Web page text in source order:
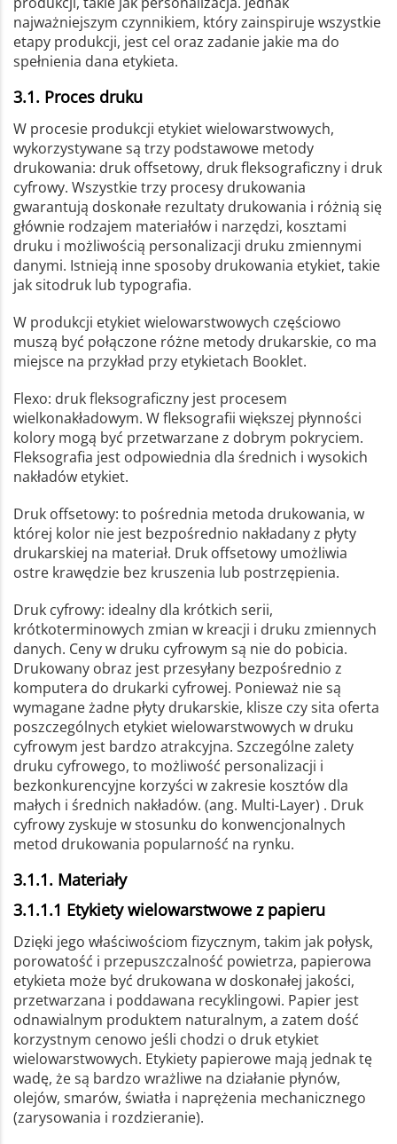
najważniejszym czynnikiem, który zainspiruje wszystkie
etapy produkcji, jest cel oraz zadanie jakie ma do
spełnienia dana etykieta.
3.1. Proces druku
W procesie produkcji etykiet wielowarstwowych,
wykorzystywane są trzy podstawowe metody
drukowania: druk offsetowy, druk fleksograficzny i druk
cyfrowy. Wszystkie trzy procesy drukowania
gwarantują doskonałe rezultaty drukowania i różnią się
głównie rodzajem materiałów i narzędzi, kosztami
druku i możliwością personalizacji druku zmiennymi
danymi. Istnieją inne sposoby drukowania etykiet, takie
jak sitodruk lub typografia.
W produkcji etykiet wielowarstwowych częściowo
muszą być połączone różne metody drukarskie, co ma
miejsce na przykład przy etykietach Booklet.
Flexo: druk fleksograficzny jest procesem
wielkonakładowym. W fleksografii większej płynności
kolory mogą być przetwarzane z dobrym pokryciem.
Fleksografia jest odpowiednia dla średnich i wysokich
nakładów etykiet.
Druk offsetowy: to pośrednia metoda drukowania, w
której kolor nie jest bezpośrednio nakładany z płyty
drukarskiej na materiał. Druk offsetowy umożliwia
ostre krawędzie bez kruszenia lub postrzępienia.
Druk cyfrowy: idealny dla krótkich serii,
krótkoterminowych zmian w kreacji i druku zmiennych
danych. Ceny w druku cyfrowym są nie do pobicia.
Drukowany obraz jest przesyłany bezpośrednio z
komputera do drukarki cyfrowej. Ponieważ nie są
wymagane żadne płyty drukarskie, klisze czy sita oferta
poszczególnych etykiet wielowarstwowych w druku
cyfrowym jest bardzo atrakcyjna. Szczególne zalety
druku cyfrowego, to możliwość personalizacji i
bezkonkurencyjne korzyści w zakresie kosztów dla
małych i średnich nakładów. (ang. Multi-Layer) . Druk
cyfrowy zyskuje w stosunku do konwencjonalnych
metod drukowania popularność na rynku.
3.1.1. Materiały
3.1.1.1 Etykiety wielowarstwowe z papieru
Dzięki jego właściwościom fizycznym, takim jak połysk,
porowatość i przepuszczalność powietrza, papierowa
etykieta może być drukowana w doskonałej jakości,
przetwarzana i poddawana recyklingowi. Papier jest
odnawialnym produktem naturalnym, a zatem dość
korzystnym cenowo jeśli chodzi o druk etykiet
wielowarstwowych. Etykiety papierowe mają jednak tę
wadę, że są bardzo wrażliwe na działanie płynów,
olejów, smarów, światła i naprężenia mechanicznego
(zarysowania i rozdzieranie).